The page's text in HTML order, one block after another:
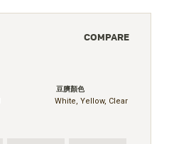
豆臍顏色
White, Yellow, Clear
COMPARE